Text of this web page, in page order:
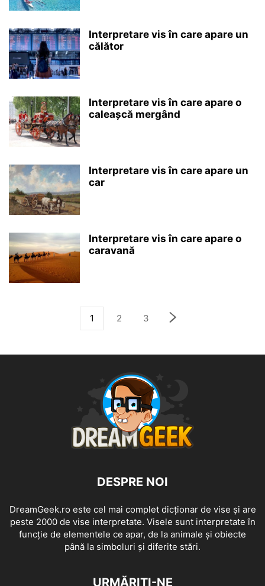
Interpretare vis în care apare un
călător
Interpretare vis în care apare o
caleașcă mergând
Interpretare vis în care apare un
car
Interpretare vis în care apare o
caravană
1 2 3
DESPRE NOI
DreamGeek.ro este cel mai complet dicționar de vise și are
peste 2000 de vise interpretate. Visele sunt interpretate în
funcție de elementele ce apar, de la animale și obiecte
până la simboluri și diferite stări.
URMĂRIȚI-NE